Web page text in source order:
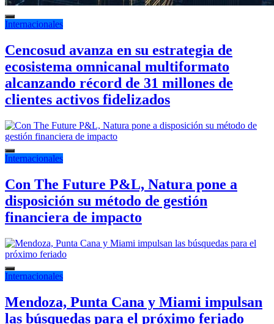
Internacionales
Cencosud avanza en su estrategia de
ecosistema omnicanal multiformato
alcanzando récord de 31 millones de
clientes activos fidelizados
Internacionales
Con The Future P&L, Natura pone a
disposición su método de gestión
financiera de impacto
Internacionales
Mendoza, Punta Cana y Miami impulsan
las búsquedas para el próximo feriado